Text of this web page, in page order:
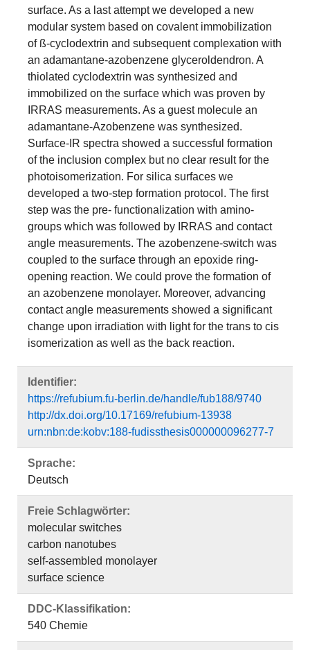
surface. As a last attempt we developed a new
modular system based on covalent immobilization
of ß-cyclodextrin and subsequent complexation with
an adamantane-azobenzene glyceroldendron. A
thiolated cyclodextrin was synthesized and
immobilized on the surface which was proven by
IRRAS measurements. As a guest molecule an
adamantane-Azobenzene was synthesized.
Surface-IR spectra showed a successful formation
of the inclusion complex but no clear result for the
photoisomerization. For silica surfaces we
developed a two-step formation protocol. The first
step was the pre- functionalization with amino-
groups which was followed by IRRAS and contact
angle measurements. The azobenzene-switch was
coupled to the surface through an epoxide ring-
opening reaction. We could prove the formation of
an azobenzene monolayer. Moreover, advancing
contact angle measurements showed a significant
change upon irradiation with light for the trans to cis
isomerization as well as the back reaction.
Identifier:
https://refubium.fu-berlin.de/handle/fub188/9740
http://dx.doi.org/10.17169/refubium-13938
urn:nbn:de:kobv:188-fudissthesis000000096277-7
Sprache:
Deutsch
Freie Schlagwörter:
molecular switches
carbon nanotubes
self-assembled monolayer
surface science
DDC-Klassifikation:
540 Chemie